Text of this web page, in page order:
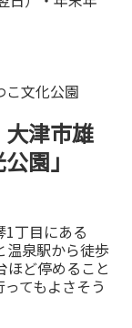
こ文化公園
大津市雄
園」
丁目にある
温泉駅から徒歩
ほど停めること
てもよさそう